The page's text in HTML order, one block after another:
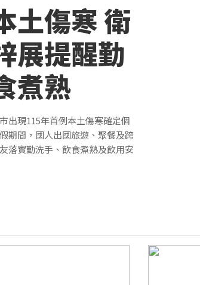
土傷寒 衛
展提醒勤
煮熟
出現115年首例本土傷寒確定個
期間，國人出國旅遊、聚餐及跨
落實勤洗手、飲食煮熟及飲用安